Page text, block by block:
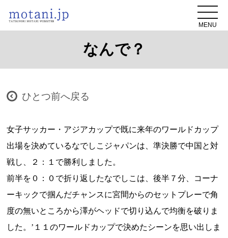
MENU
なんで？
ひとつ前へ戻る
女子サッカー・アジアカップで既に来年のワールドカップ
出場を決めているなでしこジャパンは、準決勝で中国と対
戦し、２：１で勝利しました。
前半を０：０で折り返したなでしこは、後半７分、コーナ
ーキックで掴んだチャンスに宮間からのセットプレーで角
度の無いところから澤がヘッドで切り込んで均衡を破りま
した。’１１のワールドカップで決めたシーンを思い出しま